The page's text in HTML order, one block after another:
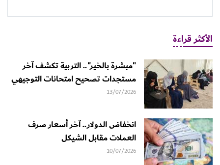
الأكثر قراءة
"مبشرة بالخير".. التربية تكشف آخر
مستجدات تصحيح امتحانات التوجيهي
13/07/2026
انخفاض الدولار.. آخر أسعار صرف
العملات مقابل الشيكل
10/07/2026